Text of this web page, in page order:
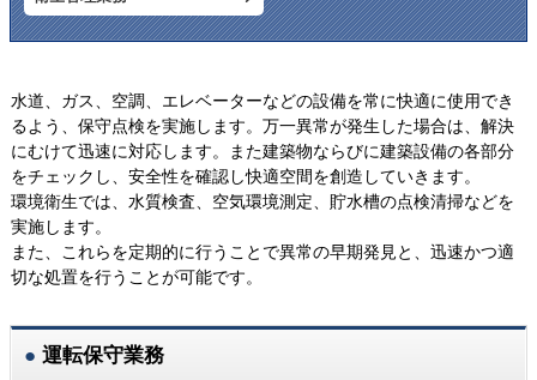
水道、ガス、空調、エレベーターなどの設備を常に快適に使用でき
るよう、保守点検を実施します。万一異常が発生した場合は、解決
にむけて迅速に対応します。また建築物ならびに建築設備の各部分
をチェックし、安全性を確認し快適空間を創造していきます。
環境衛生では、水質検査、空気環境測定、貯水槽の点検清掃などを
実施します。
また、これらを定期的に行うことで異常の早期発見と、迅速かつ適
切な処置を行うことが可能です。
運転保守業務